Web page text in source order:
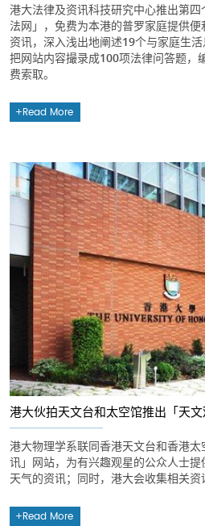
港大法律及资讯科技研究中心推出第
法网」，免费为本港的普罗家庭提供
资讯，深入浅出地阐述19个与家庭生
把网站内容撮录成100项法律问答题，
费索取。
Read More
港大伙拍天文台和太空馆推出「天
港大物理学系联同香港天文台和香港
讯」网站，为有兴趣观星的公众人士
天气的资讯；同时，港大会收集相关资
Read More